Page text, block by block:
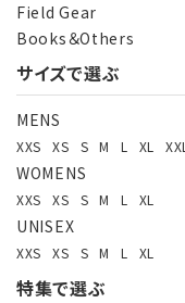
Field Gear
Books＆Others
サイズで選ぶ
MENS
XXS XS S M L XL XXL
WOMENS
XXS XS S M L XL
UNISEX
XXS XS S M L XL
特集で選ぶ